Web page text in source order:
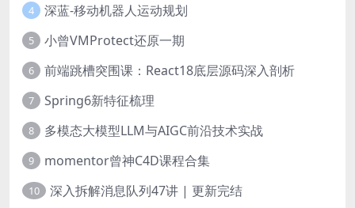
4 深蓝-移动机器人运动规划
5 小曾VMProtect还原一期
6 前端跳槽突围课：React18底层源码深入剖析
7 Spring6新特征梳理
8 多模态大模型LLM与AIGC前沿技术实战
9 momentor曾神C4D课程合集
10 深入拆解消息队列47讲 | 更新完结